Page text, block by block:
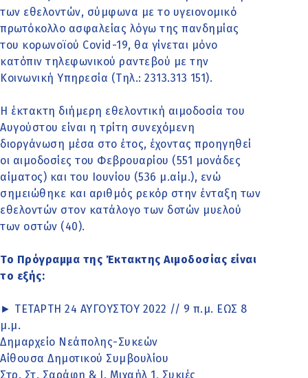
των εθελοντών, σύμφωνα με το υγειονομικό
πρωτόκολλο ασφαλείας λόγω της πανδημίας
του κορωνοϊού Covid-19, θα γίνεται μόνο
κατόπιν τηλεφωνικού ραντεβού με την
Κοινωνική Υπηρεσία (Τηλ.: 2313.313 151).
Η έκτακτη διήμερη εθελοντική αιμοδοσία του
Αυγούστου είναι η τρίτη συνεχόμενη
διοργάνωση μέσα στο έτος, έχοντας προηγηθεί
οι αιμοδοσίες του Φεβρουαρίου (551 μονάδες
αίματος) και του Ιουνίου (536 μ.αίμ.), ενώ
σημειώθηκε και αριθμός ρεκόρ στην ένταξη των
εθελοντών στον κατάλογο των δοτών μυελού
των οστών (40).
Το Πρόγραμμα της Έκτακτης Αιμοδοσίας είναι
το εξής:
► ΤΕΤΑΡΤΗ 24 ΑΥΓΟΥΣΤΟΥ 2022 // 9 π.μ. ΕΩΣ 8
μ.μ.
Δημαρχείο Νεάπολης-Συκεών
Αίθουσα Δημοτικού Συμβουλίου
Στρ. Στ. Σαράφη & Ι. Μιχαήλ 1, Συκιές